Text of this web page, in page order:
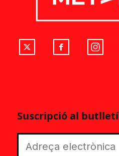
Suscripció al butlletí